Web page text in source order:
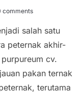
comments
salah satu
peternak akhir-
cv.
pakan ternak
terutama